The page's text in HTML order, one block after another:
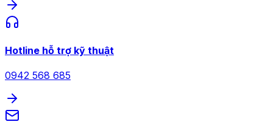
Hotline hỗ trợ kỹ thuật
0942 568 685